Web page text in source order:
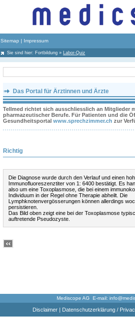
Sitemap | Impressum
Sie sind hier: Fortbildung » Labor-Quiz
Das Portal für Ärztinnen und Ärzte
Tellmed richtet sich ausschliesslich an Mitglieder
pharmazeutischer Berufe. Für Patienten und die
Gesundheitsportal www.sprechzimmer.ch zur
Richtig
Die Diagnose wurde durch den Verlauf und einen
Immunofluoreszenztiter von 1: 6400 bestätigt. Es
also um eine Toxoplasmose, die bei einem
Individuum in der Regel ohne Therapie abheilt. Die
Lymphknotenvergösserungen können allerdings
persistieren.
Das Bild oben zeigt eine bei der Toxoplasmose
auftretende Pseudozyste.
Mediscope AG E-mail:
Disclaimer| Datenschutzerklärung /